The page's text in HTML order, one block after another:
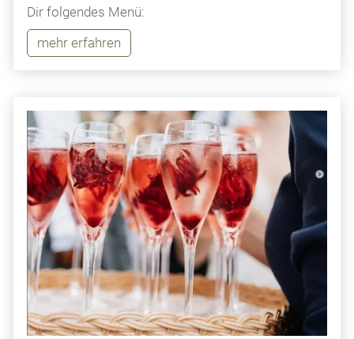
Dir folgendes Menü:
mehr erfahren